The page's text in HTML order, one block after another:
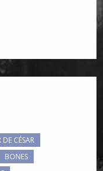
CÉSAR
BONES